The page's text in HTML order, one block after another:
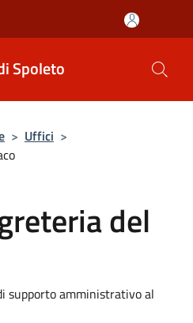
Spoleto
> Uffici >
del
supporto amministrativo al